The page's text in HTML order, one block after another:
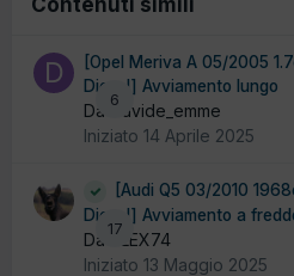
Contenuti simili
6
[Opel Meriva A 05/2005
Diesel] Avviamento lungo
Da Davide_emme
Iniziato 14 Aprile 2025
17
[Audi Q5 03/2010
Diesel] Avviamento a
Da ALEX74
Iniziato 13 Maggio 2025